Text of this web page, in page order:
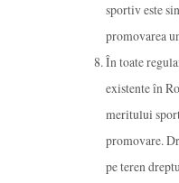
sportiv este
promovarea
În toate
existente în
meritului
promovare.
pe teren